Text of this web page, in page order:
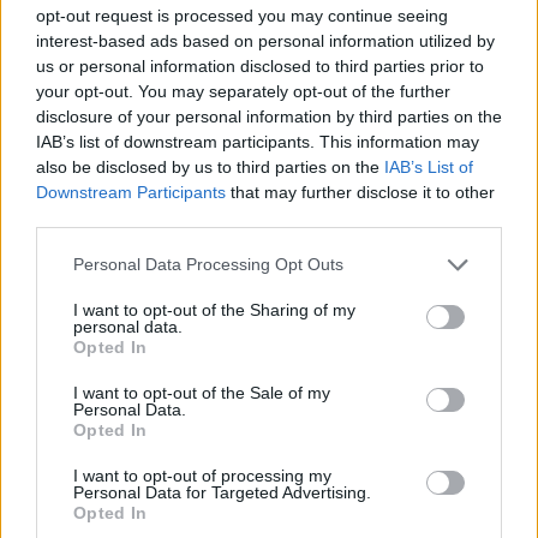
opt-out request is processed you may continue seeing
interest-based ads based on personal information utilized by
us or personal information disclosed to third parties prior to
your opt-out. You may separately opt-out of the further
disclosure of your personal information by third parties on the
IAB’s list of downstream participants. This information may
also be disclosed by us to third parties on the IAB’s List of
Downstream Participants that may further disclose it to other
Personal Data Processing Opt Outs
I want to opt-out of the Sharing of my
personal data.
Opted In
I want to opt-out of the Sale of my
Personal Data.
Opted In
I want to opt-out of processing my
Personal Data for Targeted Advertising.
Opted In
Jiří Svoboda: Kompromis pro Nové Mlýny – může
polosuchý poldr zachránit Dyji před ekocidou a Břeclav
před stoletou vodou?
23.7.2026
Diskuse: 57
Vodní dílo Nové Mlýny na jižní
Moravě je dlouhodobě
radikálním vypuštění nádrží,
ryb pod přehradou. Na straně druhé argumentují vodohospodáři
rizikem destrukce sypaných hrází, ztrátou vodní rezervy pro
období sucha a miliardovými náklady. Existuje však elegantní
polosuchý poldr. Co by to obnášelo a proč to dává smysl
ekonomicky i ekologicky? (Text vznikl s využitím AI Gemini.)
Petr Palacký: A to jste ho, proboha, nemohli v těch
vedrech zalívat?